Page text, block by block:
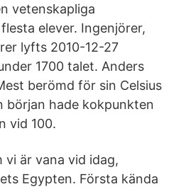
vetenskapliga
elever. Ingenjörer,
lyfts 2010-12-27
1700 talet. Anders
berömd för sin Celsius
början hade kokpunkten
vid 100.
vi är vana vid idag,
Egypten. Första kända